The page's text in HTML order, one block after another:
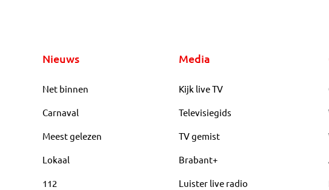
Nieuws
Net binnen
Carnaval
Meest gelezen
Lokaal
112
Media
Kijk live TV
Televisiegids
TV gemist
Brabant+
Luister live radio